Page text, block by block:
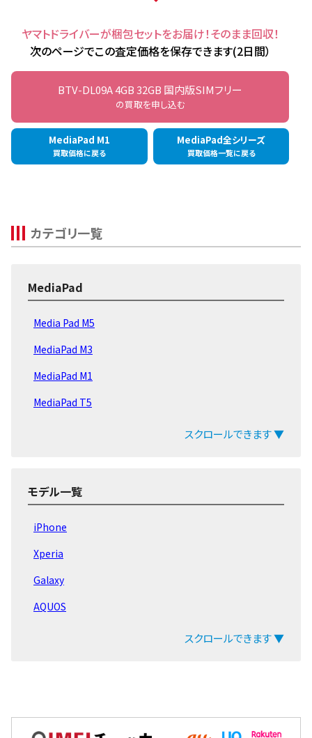
ヤマトドライバーが梱包セットをお届け！そのまま回収！
次のページでこの査定価格を保存できます(2日間）
BTV-DL09A 4GB 32GB 国内版SIMフリー
の買取を申し込む
MediaPad M1
買取価格に戻る
MediaPad全シリーズ
買取価格一覧に戻る
カテゴリ一覧
MediaPad
Media Pad M5
MediaPad M3
MediaPad M1
MediaPad T5
スクロールできます ▼
モデル一覧
iPhone
Xperia
Galaxy
AQUOS
スクロールできます ▼